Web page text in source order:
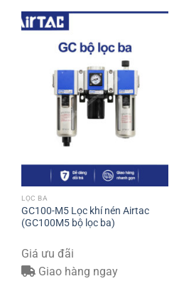
LỌC BA
GC100-M5 Lọc khí nén Airtac
(GC100M5 bộ lọc ba)
Giá ưu đãi
Giao hàng ngay